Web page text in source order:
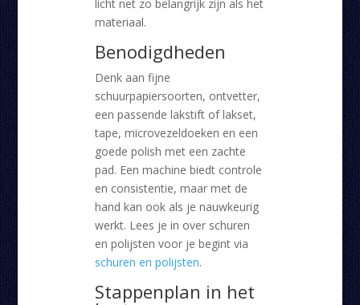
licht net zo belangrijk zijn als het
materiaal.
Benodigdheden
Denk aan fijne
schuurpapiersoorten, ontvetter,
een passende lakstift of lakset,
tape, microvezeldoeken en een
goede polish met een zachte
pad. Een machine biedt controle
en consistentie, maar met de
hand kan ook als je nauwkeurig
werkt. Lees je in over schuren
en polijsten voor je begint via
schuren en polijsten.
Stappenplan in het